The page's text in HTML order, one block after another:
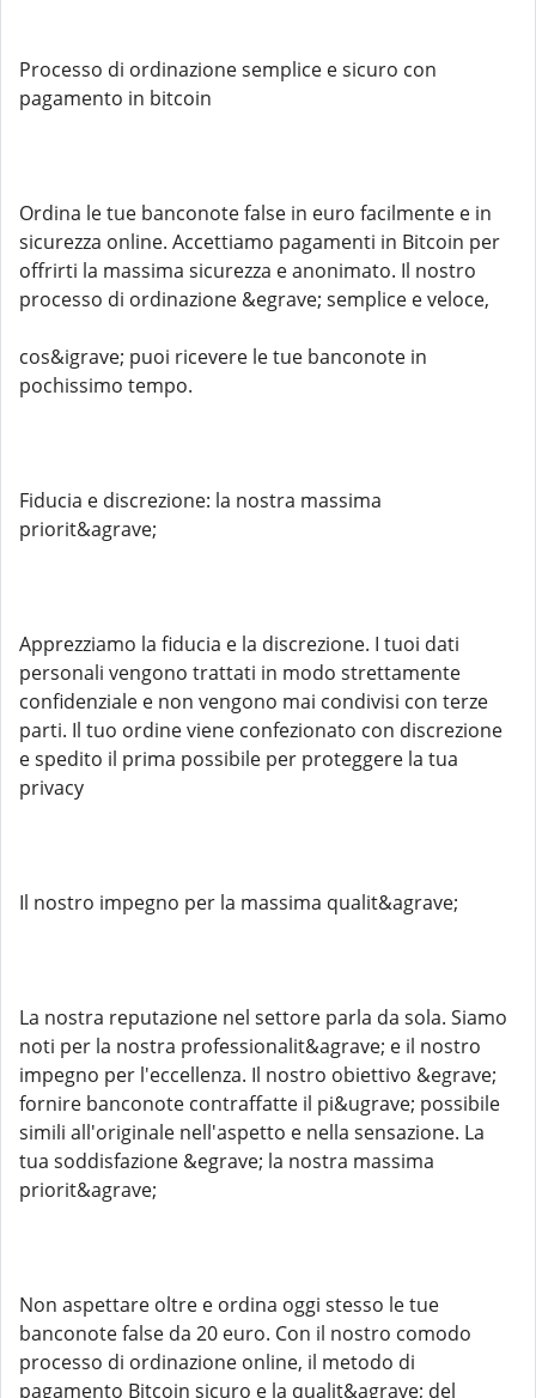
Processo di ordinazione semplice e sicuro con
pagamento in bitcoin
Ordina le tue banconote false in euro facilmente e in
sicurezza online. Accettiamo pagamenti in Bitcoin per
offrirti la massima sicurezza e anonimato. Il nostro
processo di ordinazione &egrave; semplice e veloce,
cos&igrave; puoi ricevere le tue banconote in
pochissimo tempo.
Fiducia e discrezione: la nostra massima
priorit&agrave;
Apprezziamo la fiducia e la discrezione. I tuoi dati
personali vengono trattati in modo strettamente
confidenziale e non vengono mai condivisi con terze
parti. Il tuo ordine viene confezionato con discrezione
e spedito il prima possibile per proteggere la tua
privacy
Il nostro impegno per la massima qualit&agrave;
La nostra reputazione nel settore parla da sola. Siamo
noti per la nostra professionalit&agrave; e il nostro
impegno per l'eccellenza. Il nostro obiettivo &egrave;
fornire banconote contraffatte il pi&ugrave; possibile
simili all'originale nell'aspetto e nella sensazione. La
tua soddisfazione &egrave; la nostra massima
priorit&agrave;
Non aspettare oltre e ordina oggi stesso le tue
banconote false da 20 euro. Con il nostro comodo
processo di ordinazione online, il metodo di
pagamento Bitcoin sicuro e la qualit&agrave; del